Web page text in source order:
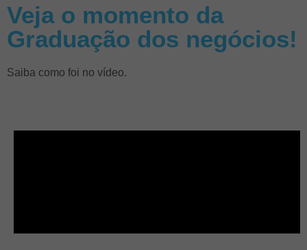
Veja o momento da
Graduação dos negócios!
Saiba como foi no vídeo.